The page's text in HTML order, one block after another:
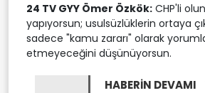
24 TV GYY Ömer Özkök: CHP'li
yapıyorsun; usulsüzlüklerin ortaya
sadece "kamu zararı" olarak
etmeyeceğini düşünüyorsun.
HABERİN DEVAMI